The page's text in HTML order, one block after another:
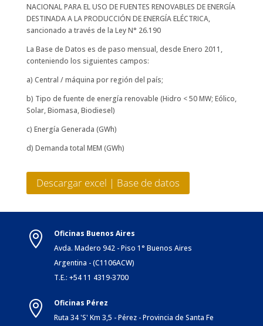
NACIONAL PARA EL USO DE FUENTES RENOVABLES DE ENERGÍA
DESTINADA A LA PRODUCCIÓN DE ENERGÍA ELÉCTRICA,
sancionado a través de la Ley N° 26.190
La Base de Datos es de paso mensual, desde Enero 2011,
conteniendo los siguientes campos:
a) Central / máquina por región del país;
b) Tipo de fuente de energía renovable (Hidro < 50 MW; Eólico,
Solar, Biomasa, Biodiesel)
c) Energía Generada (GWh)
d) Demanda total MEM (GWh)
Descargar excel | Base de datos

Oficinas Buenos Aires
Avda. Madero 942 - Piso 1° Buenos Aires
Argentina - (C1106ACW)
T.E.: +54 11 4319-3700

Oficinas Pérez
Ruta 34 'S' Km 3,5 - Pérez - Provincia de Santa Fe